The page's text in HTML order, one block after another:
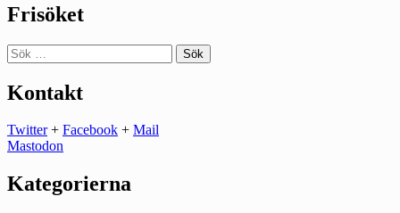
Frisöket
Sök
efter:
Kontakt
Twitter+ Facebook + Mail
Mastodon
Kategorierna